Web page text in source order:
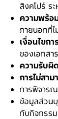
สิงคโปร์ ร
ความพร้อ
ภายนอกที่ไ
เงื่อนไขกา
ของเอกสา
ความรับผิ
การไม่สาม
การพิจาร
ข้อมูลส่วนบุ
กับกิจกรร